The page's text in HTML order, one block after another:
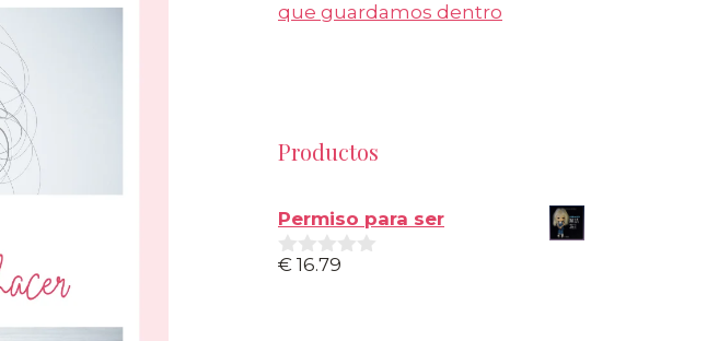
que guardamos dentro
Productos
Permiso para ser
0
€ 16.79